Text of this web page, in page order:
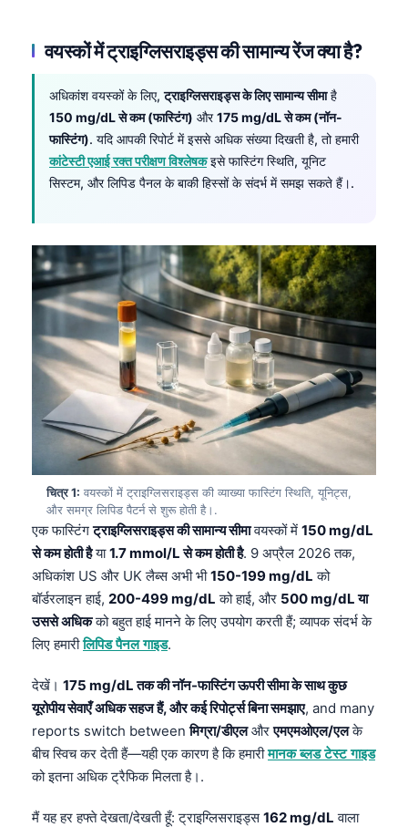
वयस्कों में ट्राइग्लिसराइड्स की सामान्य रेंज क्या है?
अधिकांश वयस्कों के लिए,ट्राइग्लिसराइड्स के लिए सामान्य सीमाहै
150 mg/dL से कम (फास्टिंग) और175 mg/dL से कम (नॉन-
फास्टिंग). यदि आपकी रिपोर्ट में इससे अधिक संख्या दिखती है, तो हमारी
कांटेस्टी एआई रक्त परीक्षण विश्लेषकइसे फास्टिंग स्थिति, यूनिट
सिस्टम, और लिपिड पैनल के बाकी हिस्सों के संदर्भ में समझ सकते हैं।.
चित्र 1: वयस्कों में ट्राइग्लिसराइड्स की व्याख्या फास्टिंग स्थिति, यूनिट्स,
और समग्र लिपिड पैटर्न से शुरू होती है।.
एक फास्टिंगट्राइग्लिसराइड्स की सामान्य सीमावयस्कों में 150 mg/dL
से कम होती हैया1.7 mmol/L से कम होती है. 9 अप्रैल 2026 तक,
अधिकांश US और UK लैब्स अभी भी150-199 mg/dL को
बॉर्डरलाइन हाई, 200-499 mg/dL को हाई, और 500 mg/dL या
उससे अधिकको बहुत हाई मानने के लिए उपयोग करती हैं; व्यापक संदर्भ के
लिए हमारीलिपिड पैनल गाइड.
देखें। 175 mg/dL तक की नॉन-फास्टिंग ऊपरी सीमा के साथ कुछ
यूरोपीय सेवाएँ अधिक सहज हैं, और कई रिपोर्ट्स बिना समझाए, and many
reports switch betweenमिग्रा/डीएलऔरएमएमओएल/एलके
बीच स्विच कर देती हैं—यही एक कारण है कि हमारीमानक ब्लड टेस्ट गाइड
को इतना अधिक ट्रैफिक मिलता है।.
मैं यह हर हफ्ते देखता/देखती हूँ: ट्राइग्लिसराइड्स162 mg/dL वाला